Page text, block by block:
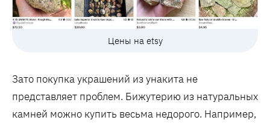
Цены на etsy
Зато покупка украшений из унакита не
представляет проблем. Бижутерию из натуральных
камней можно купить весьма недорого. Например,